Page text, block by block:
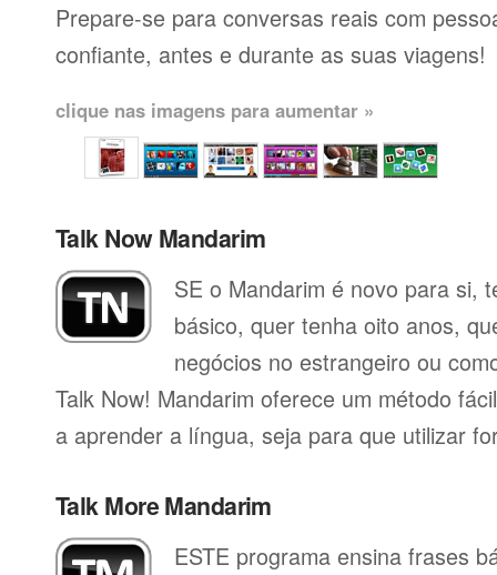
Prepare-se para conversas reais com
confiante, antes e durante as suas viagens!
clique nas imagens para aumentar »
Talk Now Mandarim
SE o Mandarim é novo para si,
básico, quer tenha oito anos,
negócios no estrangeiro ou
Talk Now! Mandarim oferece um método
a aprender a língua, seja para que utilizar
Talk More Mandarim
ESTE programa ensina frases